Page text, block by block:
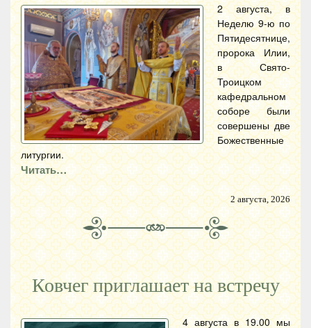
2 августа, в
Неделю 9-ю по
Пятидесятнице,
пророка Илии,
в Свято-
Троицком
кафедральном
соборе были
совершены две
Божественные
литургии.
Читать…
2 августа, 2026
Ковчег приглашает на встречу
4 августа в 19.00 мы